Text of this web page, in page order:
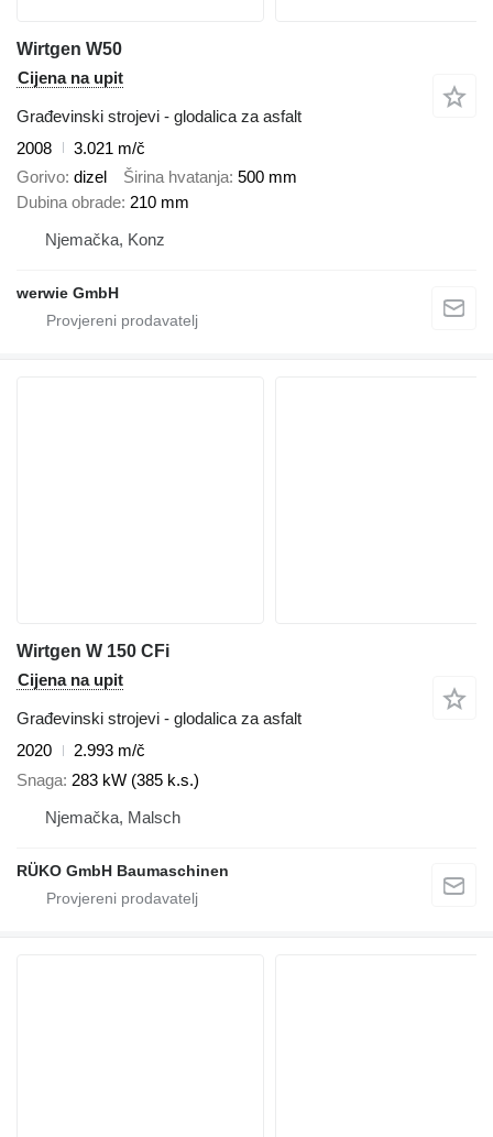
Wirtgen W50
Cijena na upit
Građevinski strojevi - glodalica za asfalt
2008
3.021 m/č
Gorivo dizel Širina hvatanja 500 mm
Dubina obrade 210 mm
Njemačka, Konz
werwie GmbH
Wirtgen W 150 CFi
Cijena na upit
Građevinski strojevi - glodalica za asfalt
2020
2.993 m/č
Snaga 283 kW (385 k.s.)
Njemačka, Malsch
RÜKO GmbH Baumaschinen